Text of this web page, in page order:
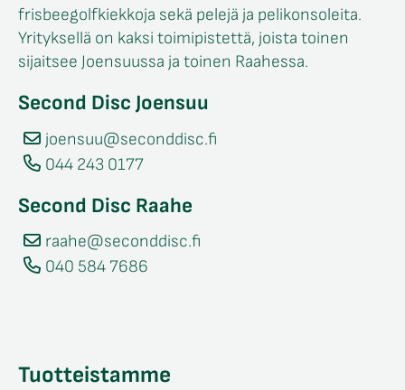
frisbeegolfkiekkoja sekä pelejä ja pelikonsoleita.
Yrityksellä on kaksi toimipistettä, joista toinen
sijaitsee Joensuussa ja toinen Raahessa.
Second Disc Joensuu
joensuu@seconddisc.fi
044 243 0177
Second Disc Raahe
raahe@seconddisc.fi
040 584 7686
Tuotteistamme